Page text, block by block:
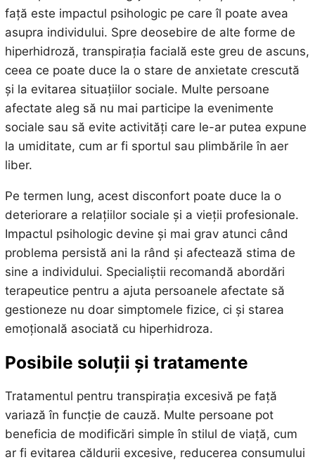
față este impactul psihologic pe care îl poate avea
asupra individului. Spre deosebire de alte forme de
hiperhidroză, transpirația facială este greu de ascuns,
ceea ce poate duce la o stare de anxietate crescută
și la evitarea situațiilor sociale. Multe persoane
afectate aleg să nu mai participe la evenimente
sociale sau să evite activități care le-ar putea expune
la umiditate, cum ar fi sportul sau plimbările în aer
liber.
Pe termen lung, acest disconfort poate duce la o
deteriorare a relațiilor sociale și a vieții profesionale.
Impactul psihologic devine și mai grav atunci când
problema persistă ani la rând și afectează stima de
sine a individului. Specialiștii recomandă abordări
terapeutice pentru a ajuta persoanele afectate să
gestioneze nu doar simptomele fizice, ci și starea
emoțională asociată cu hiperhidroza.
Posibile soluții și tratamente
Tratamentul pentru transpirația excesivă pe față
variază în funcție de cauză. Multe persoane pot
beneficia de modificări simple în stilul de viață, cum
ar fi evitarea căldurii excesive, reducerea consumului